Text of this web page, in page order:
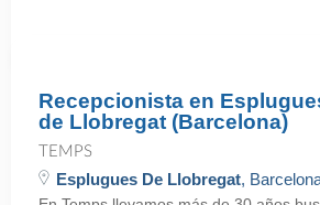
Recepcionista en
de Llobregat (Barcelona)
TEMPS
Esplugues De Llobregat,